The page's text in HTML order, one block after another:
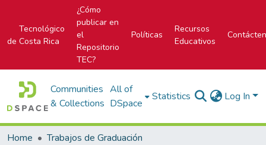
Tecnológico
de Costa Rica
¿Cómo
publicar en
el
Repositorio
TEC?
Políticas
Recursos
Educativos
Communities
& Collections
All of
DSpace
Statistics Log In
Home
Trabajos de Graduación